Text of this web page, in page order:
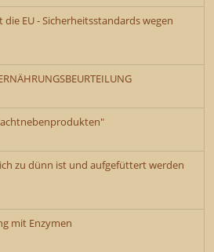
die EU - Sicherheitsstandards wegen
zu dünn ist und aufgefüttert werden
mit Enzymen